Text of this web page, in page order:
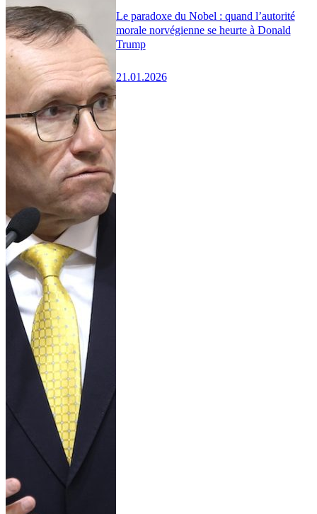
Le paradoxe du Nobel : quand l’autorité
morale norvégienne se heurte à Donald
Trump
21.01.2026